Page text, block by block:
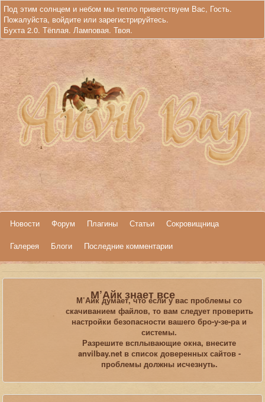
Под этим солнцем и небом мы тепло приветствуем Вас, Гость.
Пожалуйста, войдите или зарегистрируйтесь.
Бухта 2.0. Тёплая. Ламповая. Твоя.
Новости Форум Плагины Статьи
Сокровищница
Галерея
Блоги Последние комментарии
Обзоры, рецензии, размышления, юмор
Skyrim
М’Айк знает все
М’Айк думает, что если у вас проблемы со
скачиванием файлов, то вам следует проверить
настройки безопасности вашего бро-у-зе-ра и
системы.
Разрешите всплывающие окна, внесите
anvilbay.net в список доверенных сайтов -
проблемы должны исчезнуть.